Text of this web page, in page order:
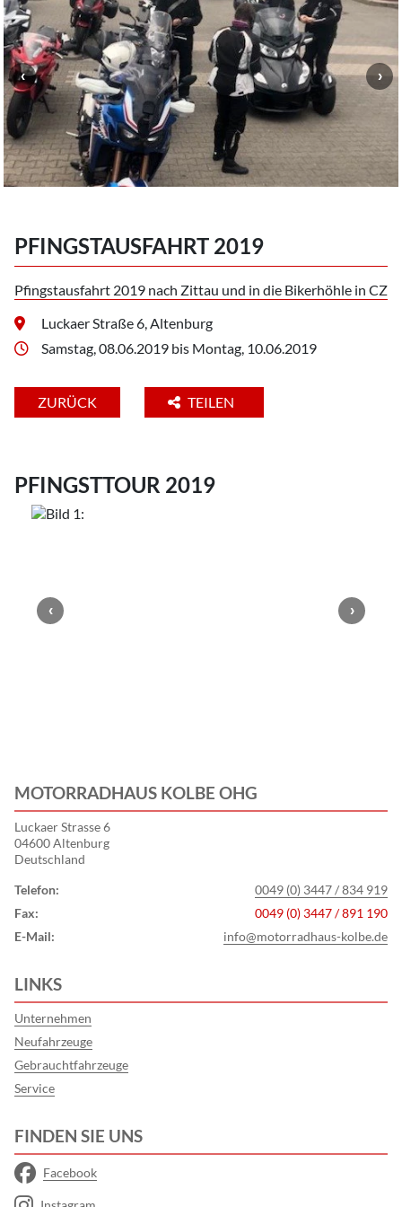
PFINGSTAUSFAHRT 2019
Pfingstausfahrt 2019 nach Zittau und in die Bikerhöhle in CZ
Luckaer Straße 6, Altenburg
Samstag, 08.06.2019 bis Montag, 10.06.2019
ZURÜCK TEILEN
PFINGSTTOUR 2019
MOTORRADHAUS KOLBE OHG
Luckaer Strasse 6
04600 Altenburg
Deutschland
Telefon:
0049 (0) 3447 / 834 919
Fax:
0049 (0) 3447 / 891 190
E-Mail:
info@motorradhaus-kolbe.de
LINKS
Unternehmen
Neufahrzeuge
Gebrauchtfahrzeuge
Service
FINDEN SIE UNS
Facebook